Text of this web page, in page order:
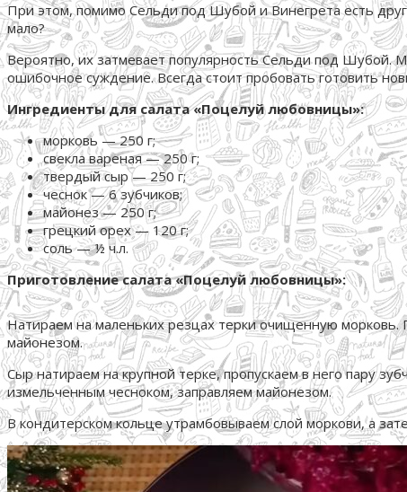
При этом, помимо Сельди под Шубой и Винегрета есть
мало?
Вероятно, их затмевает популярность Сельди под Шубой.
ошибочное суждение. Всегда стоит пробовать готовить
Ингредиенты для салата «Поцелуй любовницы»:
морковь — 250 г;
свекла вареная — 250 г;
твердый сыр — 250 г;
чеснок — 6 зубчиков;
майонез — 250 г;
грецкий орех — 120 г;
соль — ½ ч.л.
Приготовление салата «Поцелуй любовницы»:
Натираем на маленьких резцах терки очищенную морковь.
майонезом.
Сыр натираем на крупной терке, пропускаем в него пару
измельченным чесноком, заправляем майонезом.
В кондитерском кольце утрамбовываем слой моркови, а